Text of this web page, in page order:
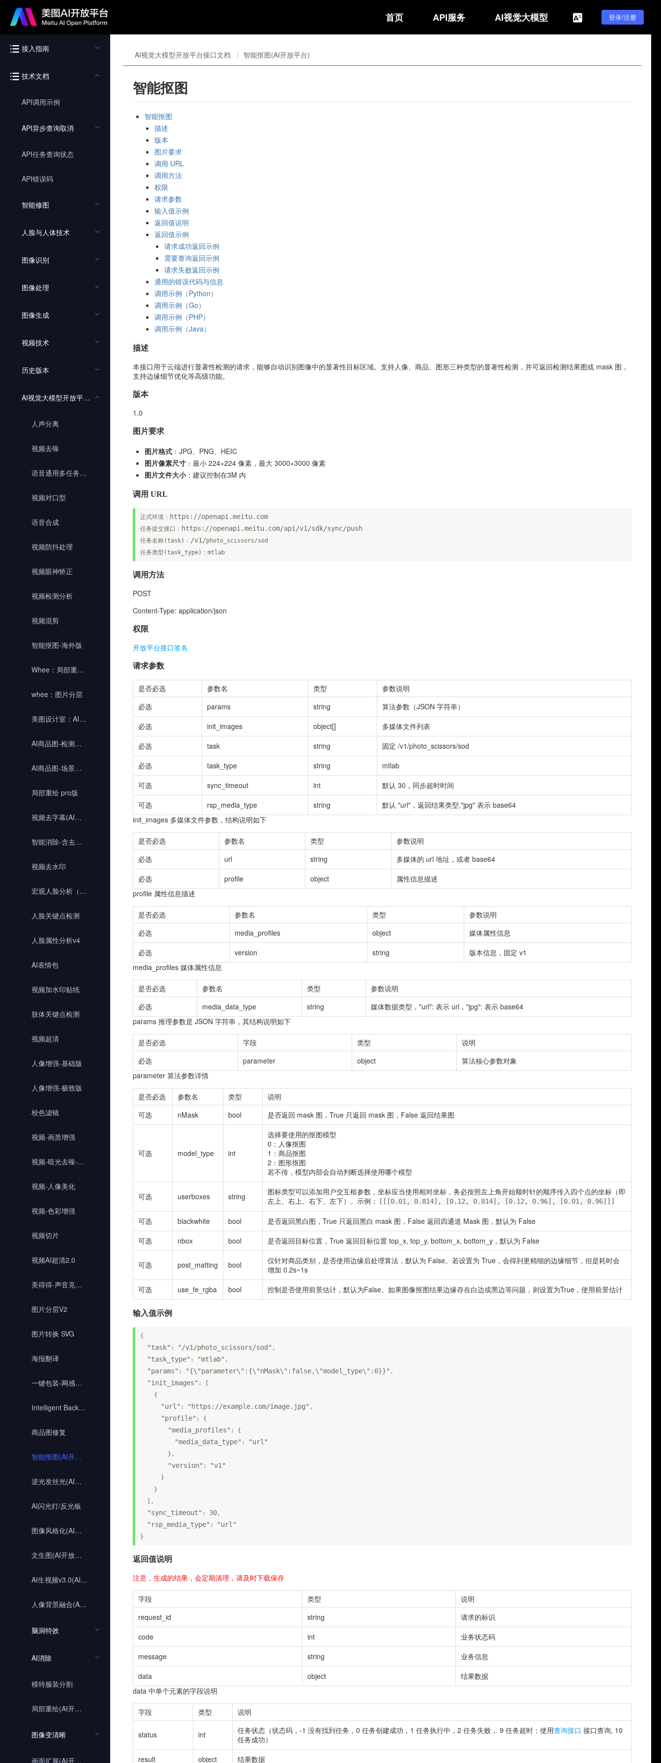
登录/注册
首页 API服务 AI视觉大模型
接入指南
技术文档
API调用示例
API异步查询取消
API任务查询状态
API错误码
智能修图
人脸与人体技术
图像识别
图像处理
图像生成
视频技术
历史版本
AI视觉大模型开放平台接口文档
人声分离
视频去噪
语音通用多任务引擎
视频对口型
语音合成
视频防抖处理
视频眼神矫正
视频检测分析
视频混剪
智能抠图-海外版
Whee：局部重绘webSDK
whee：图片分层
美图设计室：AI商拍WebSDK
AI商品图-检测抠图
AI商品图-场景列表获取&任务投递
局部重绘 pro版
视频去字幕(AI开放平台)
智能消除-含去水印
视频去水印
宏观人脸分析（MV开放平台）
人脸关键点检测
人脸属性分析v4
AI表情包
视频加水印贴纸
肢体关键点检测
视频超清
人像增强-基础版
人像增强-极致版
校色滤镜
视频-画质增强
视频-暗光去噪-画质调光
视频-人像美化
视频-色彩增强
视频切片
视频AI超清2.0
美得得-声音克隆QWEN
图片分层V2
图片转换 SVG
海报翻译
一键包装-网感模版
Intelligent Background Removal - Overseas
商品图修复
智能抠图(AI开放平台)
逆光发丝光(AI开放平台)
AI闪光灯/反光板
图像风格化(AI开放平台)
文生图(AI开放平台)
AI生视频v3.0(AI开放平台)
人像背景融合(AI开放平台)
脑洞特效
AI消除
模特服装分割
局部重绘(AI开放平台）
图像变清晰
画面扩展(AI开放平台)
AI视觉大模型开放平台接口文档 / 智能抠图(AI开放平台)
智能抠图
智能抠图
描述
版本
图片要求
调用 URL
调用方法
权限
请求参数
输入值示例
返回值说明
返回值示例
请求成功返回示例
需要查询返回示例
请求失败返回示例
通用的错误代码与信息
调用示例（Python）
调用示例（Go）
调用示例（PHP）
调用示例（Java）
描述
本接口用于云端进行显著性检测的请求，能够自动识别图像中的显著性目标区域。支持人像、商品、图形三种类型的显著性检测，并可返回检测结果图或 mask 图，
支持边缘细节优化等高级功能。
版本
1.0
图片要求
图片格式 ：JPG、PNG、HEIC
图片像素尺寸 ：最小 224×224 像素，最大 3000×3000 像素
图片文件大小：建议控制在3M 内
调用 URL
正式环境： https: //openapi.meitu.com
任务提交接口： https: //openapi.meitu.com/api/v1/sdk/sync/push
任务名称(task)： /v1/photo_scissors/sod
任务类型(task_type)：mtlab
调用方法
POST
Content-Type: application/json
权限
开放平台接口签名
请求参数
是否必选 参数名 类型
参数说明
必选
params string
算法参数（JSON 字符串）
必选
init_images object[]
多媒体文件列表
必选
task string
固定 /v1/photo_scissors/sod
必选
task_type string
mtlab
可选
sync_timeout int
默认 30，同步超时时间
可选
rsp_media_type string
默认 "url"，返回结果类型,"jpg" 表示 base64
init_images 多媒体文件参数，结构说明如下
是否必选 参数名 类型
参数说明
必选
url string
多媒体的 url 地址，或者 base64
必选
profile object
属性信息描述
profile 属性信息描述
是否必选 参数名 类型
参数说明
必选
media_profiles object
媒体属性信息
必选
version string
版本信息，固定 v1
media_profiles 媒体属性信息
是否必选 参数名 类型
参数说明
必选
media_data_type string
媒体数据类型，"url": 表示 url，"jpg": 表示 base64
params 推理参数是 JSON 字符串，其结构说明如下
是否必选 字段 类型
说明
必选
parameter object
算法核心参数对象
parameter 算法参数详情
是否必选 参数名 类型
说明
可选
nMask bool 是否返回 mask 图，True 只返回 mask 图，False 返回结果图
可选 model_type int
选择要使用的抠图模型
0：人像抠图
1：商品抠图
2：图形抠图
若不传，模型内部会自动判断选择使用哪个模型
可选 userboxes string
图标类型可以添加用户交互框参数，坐标应当使用相对坐标，务必按照左上角开始顺时针的顺序传入四个点的坐标（即
左上、右上、右下、左下）。示例：
[[[0.01, 0.814], [0.12, 0.814], [0.12, 0.96], [0.01, 0.96]]]
可选 blackwhite bool
是否返回黑白图，True 只返回黑白 mask 图，False 返回四通道 Mask 图，默认为 False
可选
nbox bool 是否返回目标位置，True 返回目标位置 top_x, top_y, bottom_x, bottom_y，默认为 False
可选 post_matting bool
仅针对商品类别，是否使用边缘后处理算法，默认为 False。若设置为 True，会得到更精细的边缘细节，但是耗时会
增加 0.2s~1s
可选
use_fe_rgba bool 控制是否使用前景估计，默认为False。如果图像抠图结果边缘存在白边或黑边等问题，则设置为True，使用前景估计
输入值示例
{
"task" : "/v1/photo_scissors/sod" ,
"task_type" : "mtlab" ,
"params" : "{\"parameter\":{\"nMask\":false,\"model_type\":0}}" ,
"init_images" : [
    {
"url" : "https://example.com/image.jpg" ,
"profile" : {
"media_profiles" : {
"media_data_type" : "url"
        },
"version" : "v1"
      }
    }
  ],
"sync_timeout" : 30,
"rsp_media_type" : "url"
}
返回值说明
注意，生成的结果，会定期清理，请及时下载保存
字段 类型
说明
request_id
string
请求的标识
code
int
业务状态码
message
string
业务信息
data
object
结果数据
data 中单个元素的字段说明
字段 类型 说明
status int 任务状态（状态码，-1 没有找到任务，0 任务创建成功，1 任务执行中，2 任务失败， 9 任务超时：使用查询接口 接口查询, 10
任务成功）
result
object 结果数据